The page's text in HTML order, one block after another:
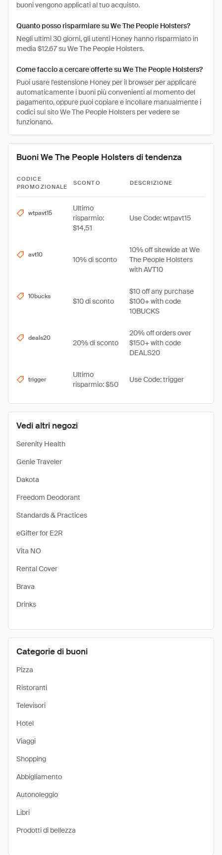
Vedi altri negozi
Serenity Health
Genie Traveler
Dakota
Freedom Deodorant
Standards & Practices
eGifter for E2R
Vita NO
Rental Cover
Brava
Drinks
Categorie di buoni
Pizza
Ristoranti
Televisori
Hotel
Viaggi
Shopping
Abbigliamento
Autonoleggio
Libri
Prodotti di bellezza
buoni vengono applicati al tuo acquisto.
Quanto posso risparmiare su We The People Holsters?
Negli ultimi 30 giorni, gli utenti Honey hanno risparmiato in
media $12.67 su We The People Holsters.
Come faccio a cercare offerte su We The People Holsters?
Puoi usare l'estensione Honey per il browser per applicare
automaticamente i buoni più convenienti al momento del
pagamento, oppure puoi copiare e incollare manualmente i
codici sul sito We The People Holsters per vedere se
funzionano.
Buoni We The People Holsters di tendenza
CODICE
PROMOZIONALE
SCONTO DESCRIZIONE
wtpavt15
Ultimo
risparmio:
$14,51
Use Code: wtpavt15
avt10
10% di sconto
10% off sitewide at We
The People Holsters
with AVT10
10bucks
$10 di sconto
$10 off any purchase
$100+ with code
10BUCKS
deals20
20% di sconto
20% off orders over
$150+ with code
DEALS20
trigger
Ultimo
risparmio: $50
Use Code: trigger